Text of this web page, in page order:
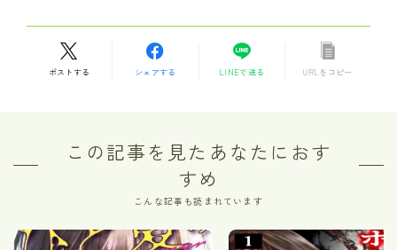
ポストする シェアする LINEで送る URLをコピー
この記事を見たあなたにおす
すめ
こんな記事も読まれています